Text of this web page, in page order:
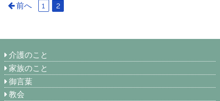
前へ 1 2
介護のこと
家族のこと
御言葉
教会